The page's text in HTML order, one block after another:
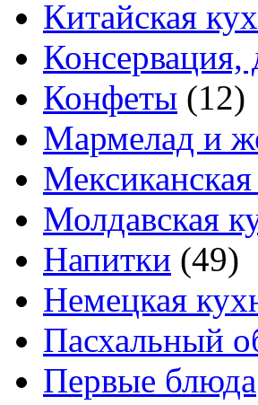
Китайская
Консервация,
Конфеты (12)
Мармелад и
Молдавская
Напитки (49)
Немецкая
Пасхальный
Первые блюда